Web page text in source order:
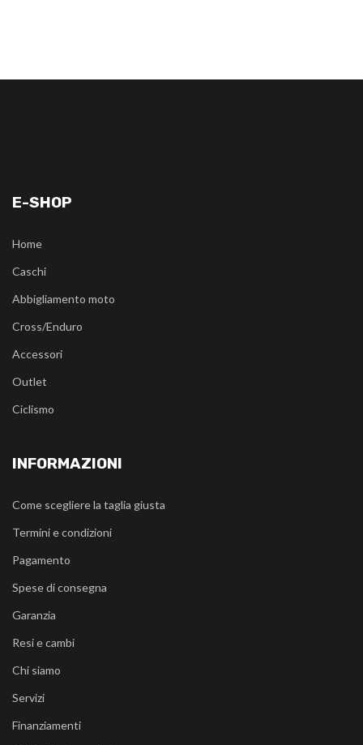
E-SHOP
Home
Caschi
Abbigliamento moto
Cross/Enduro
Accessori
Outlet
Ciclismo
INFORMAZIONI
Come scegliere la taglia giusta
Termini e condizioni
Pagamento
Spese di consegna
Garanzia
Resi e cambi
Chi siamo
Servizi
Finanziamenti